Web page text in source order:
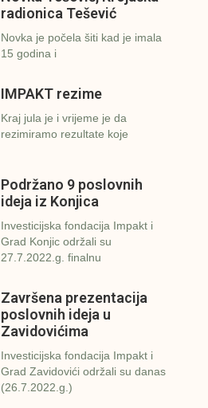
radionica Tešević
Novka je počela šiti kad je imala
15 godina i
IMPAKT rezime
Kraj jula je i vrijeme je da
rezimiramo rezultate koje
Podržano 9 poslovnih
ideja iz Konjica
Investicijska fondacija Impakt i
Grad Konjic održali su
27.7.2022.g. finalnu
Završena prezentacija
poslovnih ideja u
Zavidovićima
Investicijska fondacija Impakt i
Grad Zavidovići održali su danas
(26.7.2022.g.)